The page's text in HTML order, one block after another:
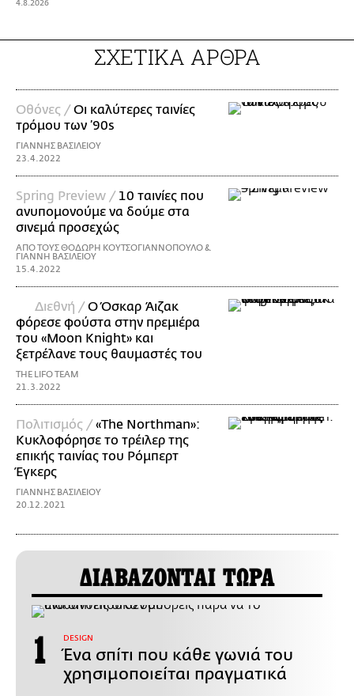
4.8.2026
ΣΧΕΤΙΚΑ ΑΡΘΡΑ
Οθόνες / Οι καλύτερες ταινίες
τρόμου των ’90s
ΓΙΑΝΝΗΣ ΒΑΣΙΛΕΙΟΥ
23.4.2022
Spring Preview / 10 ταινίες που
ανυπομονούμε να δούμε στα
σινεμά προσεχώς
ΑΠΟ ΤΟΥΣ ΘΟΔΩΡΗ ΚΟΥΤΣΟΓΙΑΝΝΟΠΟΥΛΟ &
ΓΙΑΝΝΗ ΒΑΣΙΛΕΙΟΥ
15.4.2022
Διεθνή / O Όσκαρ Άιζακ
φόρεσε φούστα στην πρεμιέρα
του «Moon Knight» και
ξετρέλανε τους θαυμαστές του
THE LIFO TEAM
21.3.2022
Πολιτισμός / «The Northman»:
Κυκλοφόρησε το τρέιλερ της
επικής ταινίας του Ρόμπερτ
Έγκερς
ΓΙΑΝΝΗΣ ΒΑΣΙΛΕΙΟΥ
20.12.2021
ΔΙΑΒΑΖΟΝΤΑΙ ΤΩΡΑ
DESIGN
Ένα σπίτι που κάθε γωνιά του
χρησιμοποιείται πραγματικά